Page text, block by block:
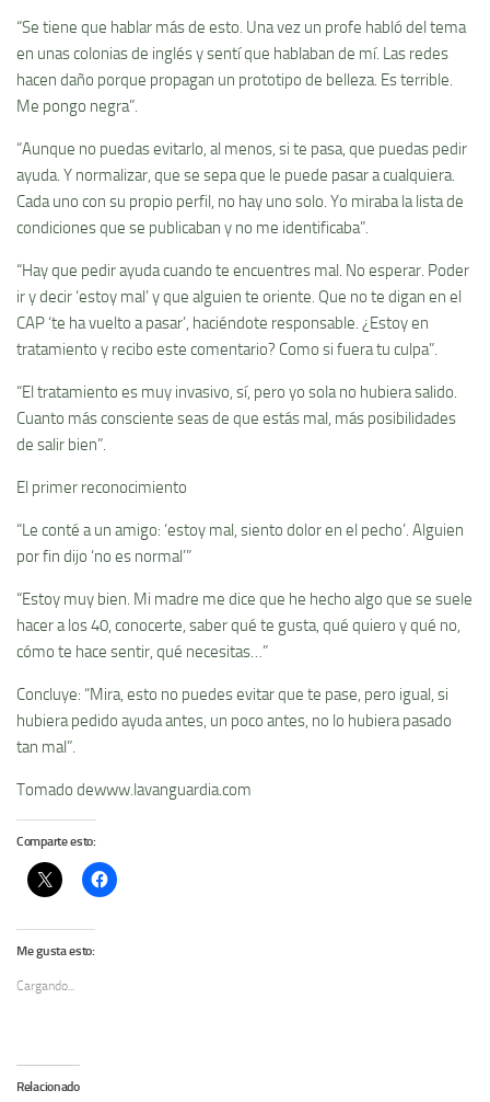
“Se tiene que hablar más de esto. Una vez un profe habló del tema
en unas colonias de inglés y sentí que hablaban de mí. Las redes
hacen daño porque propagan un prototipo de belleza. Es terrible.
Me pongo negra”.
“Aunque no puedas evitarlo, al menos, si te pasa, que puedas pedir
ayuda. Y normalizar, que se sepa que le puede pasar a cualquiera.
Cada uno con su propio perfil, no hay uno solo. Yo miraba la lista de
condiciones que se publicaban y no me identificaba”.
“Hay que pedir ayuda cuando te encuentres mal. No esperar. Poder
ir y decir ‘estoy mal’ y que alguien te oriente. Que no te digan en el
CAP ‘te ha vuelto a pasar’, haciéndote responsable. ¿Estoy en
tratamiento y recibo este comentario? Como si fuera tu culpa”.
“El tratamiento es muy invasivo, sí, pero yo sola no hubiera salido.
Cuanto más consciente seas de que estás mal, más posibilidades
de salir bien”.
El primer reconocimiento
“Le conté a un amigo: ‘estoy mal, siento dolor en el pecho’. Alguien
por fin dijo ‘no es normal’”
“Estoy muy bien. Mi madre me dice que he hecho algo que se suele
hacer a los 40, conocerte, saber qué te gusta, qué quiero y qué no,
cómo te hace sentir, qué necesitas…”
Concluye: “Mira, esto no puedes evitar que te pase, pero igual, si
hubiera pedido ayuda antes, un poco antes, no lo hubiera pasado
tan mal”.
Tomado dewww.lavanguardia.com
Comparte esto:
Me gusta esto:
Cargando...
Relacionado